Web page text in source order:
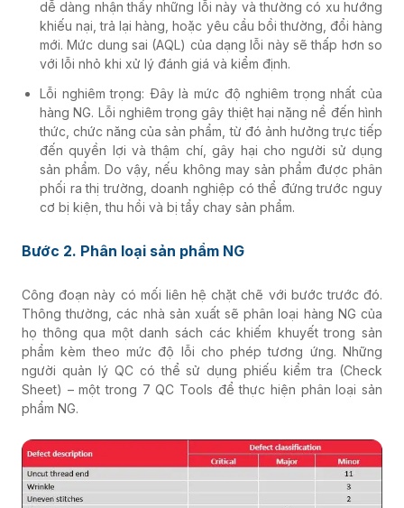
dễ dàng nhận thấy những lỗi này và thường có xu hướng
khiếu nại, trả lại hàng, hoặc yêu cầu bồi thường, đổi hàng
mới. Mức dung sai (AQL) của dạng lỗi này sẽ thấp hơn so
với lỗi nhỏ khi xử lý đánh giá và kiểm định.
Lỗi nghiêm trọng: Đây là mức độ nghiêm trọng nhất của
hàng NG. Lỗi nghiêm trọng gây thiệt hại nặng nề đến hình
thức, chức năng của sản phẩm, từ đó ảnh hưởng trực tiếp
đến quyền lợi và thậm chí, gây hại cho người sử dụng
sản phẩm. Do vậy, nếu không may sản phẩm được phân
phối ra thị trường, doanh nghiệp có thể đứng trước nguy
cơ bị kiện, thu hồi và bị tẩy chay sản phẩm.
Bước 2. Phân loại sản phẩm NG
Công đoạn này có mối liên hệ chặt chẽ với bước trước đó.
Thông thường, các nhà sản xuất sẽ phân loại hàng NG của
họ thông qua một danh sách các khiếm khuyết trong sản
phẩm kèm theo mức độ lỗi cho phép tương ứng. Những
người quản lý QC có thể sử dụng phiếu kiểm tra (Check
Sheet) – một trong 7 QC Tools để thực hiện phân loại sản
phẩm NG.